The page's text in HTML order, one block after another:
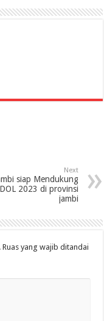
Next
siap Mendukung
2023 di provinsi
jambi
Ruas yang wajib ditandai